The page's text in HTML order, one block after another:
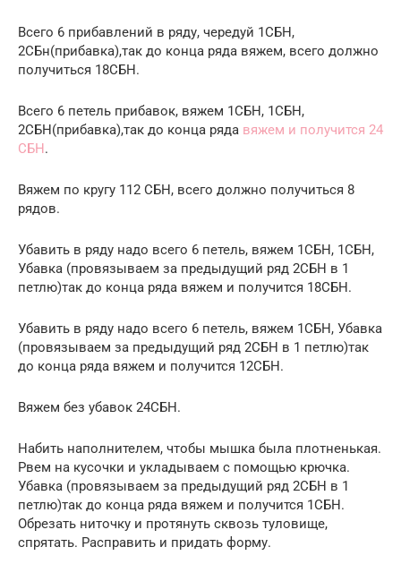
Всего 6 прибавлений в ряду, чередуй 1СБН,
2СБн(прибавка),так до конца ряда вяжем, всего должно
получиться 18СБН.
Всего 6 петель прибавок, вяжем 1СБН, 1СБН,
2СБН(прибавка),так до конца ряда вяжем и получится 24
СБН.
Вяжем по кругу 112 СБН, всего должно получиться 8
рядов.
Убавить в ряду надо всего 6 петель, вяжем 1СБН, 1СБН,
Убавка (провязываем за предыдущий ряд 2СБН в 1
петлю)так до конца ряда вяжем и получится 18СБН.
Убавить в ряду надо всего 6 петель, вяжем 1СБН, Убавка
(провязываем за предыдущий ряд 2СБН в 1 петлю)так
до конца ряда вяжем и получится 12СБН.
Вяжем без убавок 24СБН.
Набить наполнителем, чтобы мышка была плотненькая.
Рвем на кусочки и укладываем с помощью крючка.
Убавка (провязываем за предыдущий ряд 2СБН в 1
петлю)так до конца ряда вяжем и получится 1СБН.
Обрезать ниточку и протянуть сквозь туловище,
спрятать. Расправить и придать форму.